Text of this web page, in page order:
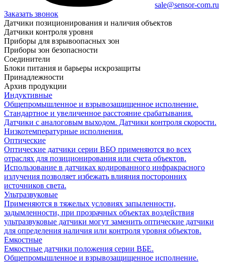
sale@sensor-com.ru
Заказать звонок
Датчики позиционирования и наличия объектов
Датчики контроля уровня
Приборы для взрывоопасных зон
Приборы зон безопасности
Соединители
Блоки питания и барьеры искрозащиты
Принадлежности
Архив продукции
Индуктивные
Общепромышленное и взрывозащищенное исполнение.
Стандартное и увеличенное расстояние срабатывания.
Датчики с аналоговым выходом. Датчики контроля скорости.
Низкотемпературные исполнения.
Оптические
Оптические датчики серии ВБО применяются во всех
отраслях для позиционирования или счета объектов.
Использование в датчиках кодированного инфракрасного
излучения позволяет избежать влияния посторонних
источников света.
Ультразвуковые
Применяются в тяжелых условиях запыленности,
задымленности, при прозрачных объектах воздействия
ультразвуковые датчики могут заменить оптические датчики
для определения наличия или контроля уровня объектов.
Емкостные
Емкостные датчики положения серии ВБЕ.
Общепромышленное и взрывозащищенное исполнение.